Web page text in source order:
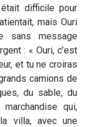
difficile pour
mais Ouri
sans message
: « Ouri, c’est
et tu ne croiras
camions de
du sable, du
qui,
villa, avec une